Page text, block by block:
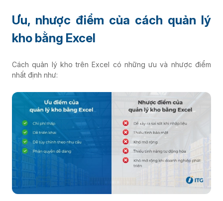
Ưu, nhược điểm của cách quản lý
kho bằng Excel
Cách quản lý kho trên Excel có những ưu và nhược điểm
nhất định như: